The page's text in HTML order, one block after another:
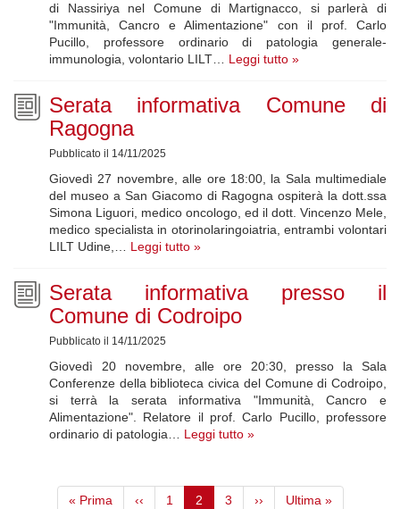
di Nassiriya nel Comune di Martignacco, si parlerà di
"Immunità, Cancro e Alimentazione" con il prof. Carlo
Pucillo, professore ordinario di patologia generale-
immunologia, volontario LILT… Leggi tutto »
Serata informativa Comune di
Ragogna
Pubblicato il 14/11/2025
Giovedì 27 novembre, alle ore 18:00, la Sala multimediale
del museo a San Giacomo di Ragogna ospiterà la dott.ssa
Simona Liguori, medico oncologo, ed il dott. Vincenzo Mele,
medico specialista in otorinolaringoiatria, entrambi volontari
LILT Udine,… Leggi tutto »
Serata informativa presso il
Comune di Codroipo
Pubblicato il 14/11/2025
Giovedì 20 novembre, alle ore 20:30, presso la Sala
Conferenze della biblioteca civica del Comune di Codroipo,
si terrà la serata informativa "Immunità, Cancro e
Alimentazione". Relatore il prof. Carlo Pucillo, professore
ordinario di patologia… Leggi tutto »
Paginazione
Prima
« Prima
Pagina
‹‹ Page
1
Pagina
2 Page
3
Pagina
››
Ultima
Ultima »